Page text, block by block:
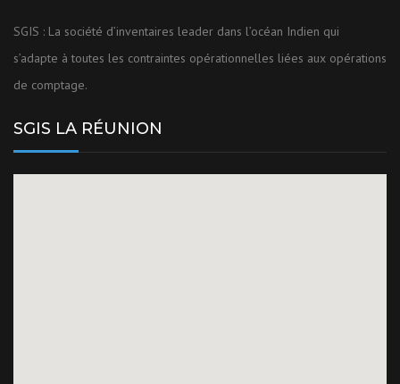
SGIS : La société d’inventaires leader dans l’océan Indien qui
s’adapte à toutes les contraintes opérationnelles liées aux opérations
de comptage.
SGIS LA RÉUNION